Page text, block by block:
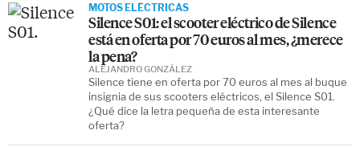
MOTOS ELÉCTRICAS
Silence S01: el scooter eléctrico de Silence
está en oferta por 70 euros al mes, ¿merece
la pena?
Silence tiene en oferta por 70 euros al mes al buque
insignia de sus scooters eléctricos, el Silence S01.
¿Qué dice la letra pequeña de esta interesante
oferta?
ALEJANDRO GONZÁLEZ